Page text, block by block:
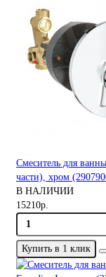
Смеситель для
части), хром
В НАЛИЧИИ
15210р.
Купить в 1 клик